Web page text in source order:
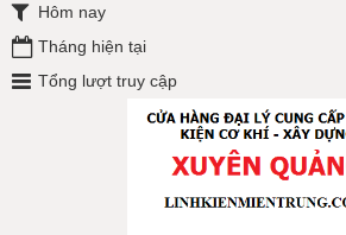
Hôm nay
Tháng hiện tại
Tổng lượt truy cập